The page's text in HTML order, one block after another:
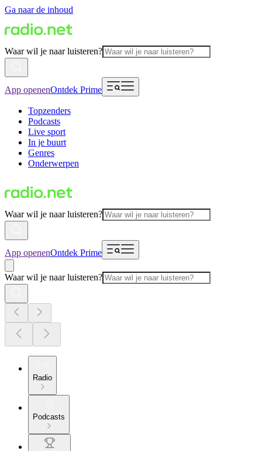
Ga naar de inhoud
Waar wil je naar luisteren?
App openenOntdek Prime
Topzenders
Podcasts
Live sport
In je buurt
Genres
Onderwerpen
Waar wil je naar luisteren?
App openenOntdek Prime
Waar wil je naar luisteren?
Radio
Podcasts